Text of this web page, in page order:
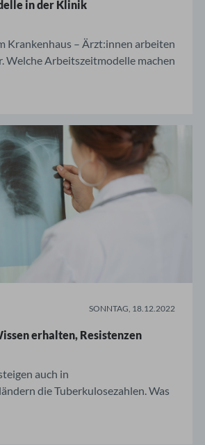
in der Klinik
Krankenhaus – Ärzt:innen arbeiten
Welche Arbeitszeitmodelle machen
der Fülle und Komplexität der
zur Arbeitsbelastung bei. Wer
SONNTAG, 18.12.2022
erhalten, Resistenzen
auch in
die Tuberkulosezahlen. Was
nach WHO-Angaben jeder